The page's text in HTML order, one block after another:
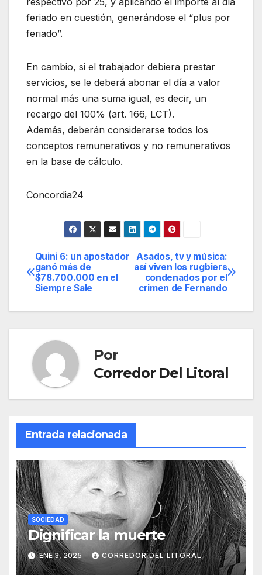
feriado en cuestión, generándose el “plus por
feriado”.
En cambio, si el trabajador debiera prestar
servicios, se le deberá abonar el día a valor
normal más una suma igual, es decir, un
recargo del 100% (art. 166, LCT).
Además, deberán considerarse todos los
conceptos remunerativos y no remunerativos
en la base de cálculo.
Concordia24
Navegación
de
entradas
Asados, tv y música:
así viven los rugbiers
condenados por el
crimen de Fernando
Quini 6: un apostador
ganó más de
$78.700.000 en el
Siempre Sale
Por
Corredor Del Litoral
Entrada relacionada
SOCIEDAD
Dignificar la muerte
ENE 3, 2025 CORREDOR DEL LITORAL